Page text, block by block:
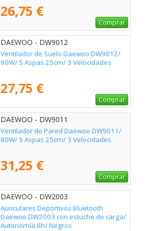
26,75 €
Comprar
DAEWOO - DW9012
Ventilador de Suelo Daewoo DW9012/
90W/ 5 Aspas 25cm/ 3 Velocidades
27,75 €
Comprar
DAEWOO - DW9011
Ventilador de Pared Daewoo DW9011/
80W/ 5 Aspas 25cm/ 3 Velocidades
31,25 €
Comprar
DAEWOO - DW2003
Auriculares Deportivos Bluetooth
Daewoo DW2003 con estuche de carga/
Autonomía 8h/ Negros